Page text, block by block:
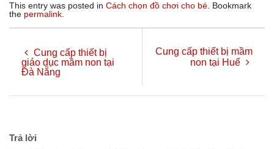
This entry was posted in Cách chọn đồ chơi cho bé . Bookmark
the permalink
Cung cấp thiết bị
giáo dục mầm non tại
Đà Nẵng
Cung cấp thiết bị mầm
non tại Huế
Trả lời